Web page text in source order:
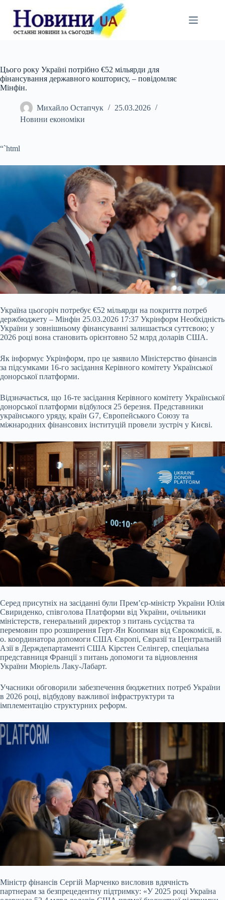
вмісту
Цього року Україні потрібно €52 мільярди для
фінансування державного кошторису, – повідомляє
Мінфін.
Михайло Остапчук
25.03.2026
Новини економіки
“`html
Україна цьогоріч потребує €52 мільярди на покриття потреб
держбюджету – Мінфін 25.03.2026 17:37 Укрінформ Необхідність
України у зовнішньому фінансуванні залишається суттєвою; у
2026 році вона становить орієнтовно 52 млрд доларів США.
Як інформує Укрінформ, про це заявило Міністерство фінансів
за підсумками 16-го засідання Керівного комітету Української
донорської платформи.
Відзначається, що 16-те засідання Керівного комітету Української
донорської платформи відбулося 25 березня. Представники
українського уряду, країн G7, Європейського Союзу та
міжнародних фінансових інституцій провели зустріч у Києві.
Серед присутніх на засіданні були Прем’єр-міністр України Юлія
Свириденко, співголова Платформи від України, очільники
міністерств, генеральний директор з питань сусідства та
перемовин про розширення Герт-Ян Коопман від Єврокомісії, в.
о. координатора допомоги США Європі, Євразії та Центральній
Азії в Держдепартаменті США Кірстен Селінгер, спеціальна
представниця Франції з питань допомоги та відновлення
України Мюріель Лаку-Лабарт.
Учасники обговорили забезпечення бюджетних потреб України
в 2026 році, відбудову важливої інфраструктури та
імплементацію структурних реформ.
Міністр фінансів Сергій Марченко висловив вдячність
партнерам за безпрецедентну підтримку: «У 2025 році Україна